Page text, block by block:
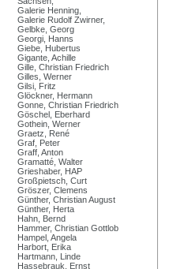
Galerie Henning,
Galerie Rudolf Zwirner,
Gelbke, Georg
Georgi, Hanns
Giebe, Hubertus
Gigante, Achille
Gille, Christian Friedrich
Gilles, Werner
Gilsi, Fritz
Glöckner, Hermann
Gonne, Christian Friedrich
Göschel, Eberhard
Gothein, Werner
Graetz, René
Graf, Peter
Graff, Anton
Gramatté, Walter
Grieshaber, HAP
Großpietsch, Curt
Gröszer, Clemens
Günther, Christian August
Günther, Herta
Hahn, Bernd
Hammer, Christian Gottlob
Hampel, Angela
Harbort, Erika
Hartmann, Linde
Hassebrauk, Ernst